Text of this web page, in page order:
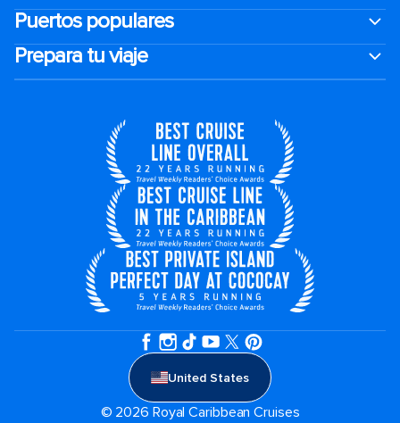
Puertos populares
Prepara tu viaje
United States
© 2026 Royal Caribbean Cruises